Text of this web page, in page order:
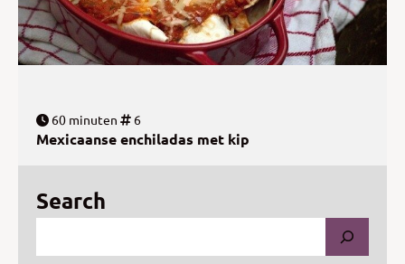
60 minuten 6
Mexicaanse enchiladas met kip
Search